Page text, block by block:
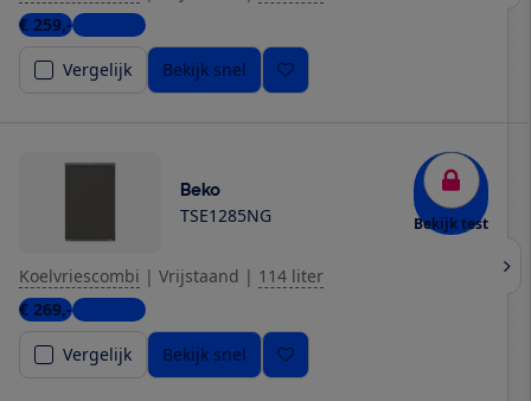
€ 259,-4 winkels
Vergelijk
Bekijk snel
Beko
TSE1285NG Bekijk test
Koelvriescombi | Vrijstaand | 114 liter
€ 269,-4 winkels
Vergelijk
Bekijk snel